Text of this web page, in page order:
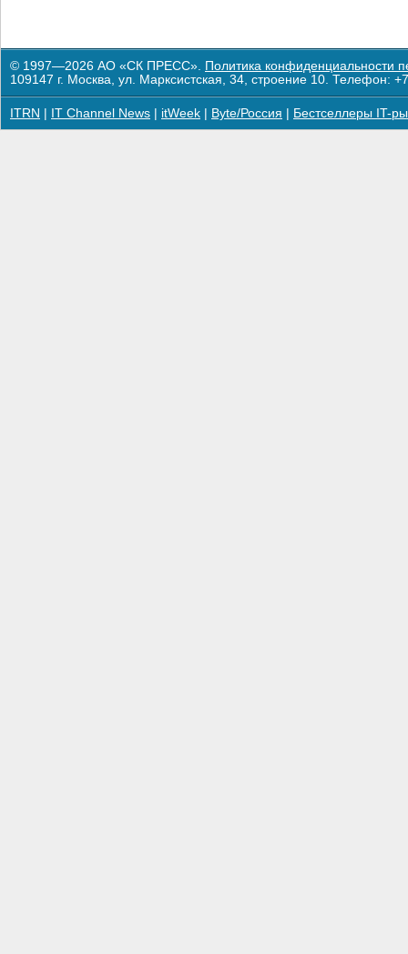
© 1997—2026 АО «СК ПРЕСС». Политика конфиденциальности
109147 г. Москва, ул. Марксистская, 34, строение 10. Телефон:
ITRN IT Channel News itWeek Byte/Россия Бестселлеры IT-